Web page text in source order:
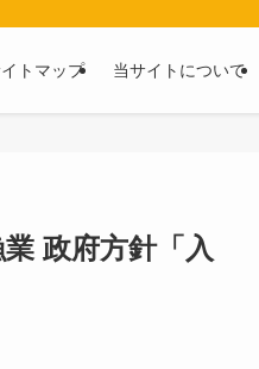
に関する情報の口コミや評判を
トマップ 当サイトについて
政府方針「入